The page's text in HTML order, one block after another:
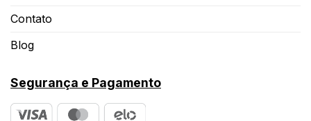
Contato
Blog
Segurança e Pagamento